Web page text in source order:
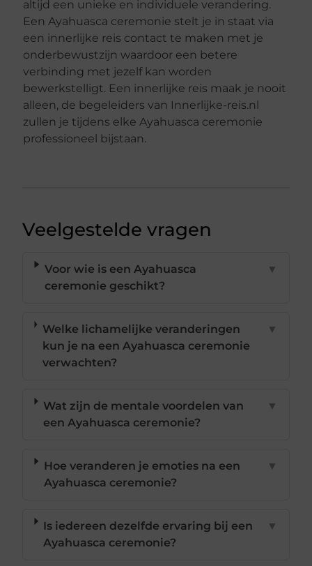
altijd een unieke en individuele verandering.
Een Ayahuasca ceremonie stelt je in staat via
een innerlijke reis contact te maken met je
onderbewustzijn waardoor een betere
verbinding met jezelf kan worden
bewerkstelligt. Een innerlijke reis maak je nooit
alleen, de begeleiders van Innerlijke-reis.nl
zullen je tijdens elke Ayahuasca ceremonie
professioneel bijstaan.
Veelgestelde vragen
Voor wie is een Ayahuasca
ceremonie geschikt?
▼
Welke lichamelijke veranderingen
kun je na een Ayahuasca ceremonie
verwachten?
▼
Wat zijn de mentale voordelen van
een Ayahuasca ceremonie?
▼
Hoe veranderen je emoties na een
Ayahuasca ceremonie?
▼
Is iedereen dezelfde ervaring bij een
Ayahuasca ceremonie?
▼